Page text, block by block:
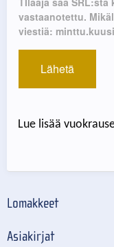
Lue lisää
Lomakkeet
Asiakirjat